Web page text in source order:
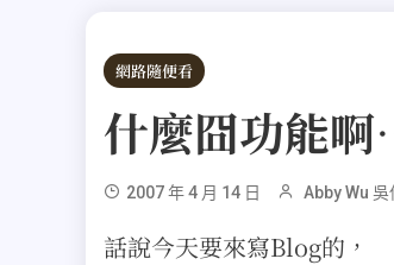
網路隨便看
什麼囧功能
2007 年 4 月 14 日 Abby Wu 吳
話說今天要來寫Blog的，